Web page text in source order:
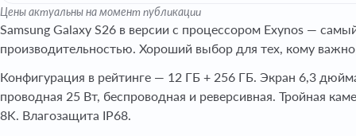
Цены актуальны на момент публикации
Samsung Galaxy S26 в версии с процессором Exynos —
производительностью. Хороший выбор для тех, кому
Конфигурация в рейтинге — 12 ГБ + 256 ГБ. Экран 6,3
проводная 25 Вт, беспроводная и реверсивная. Тройная
8K. Влагозащита IP68.